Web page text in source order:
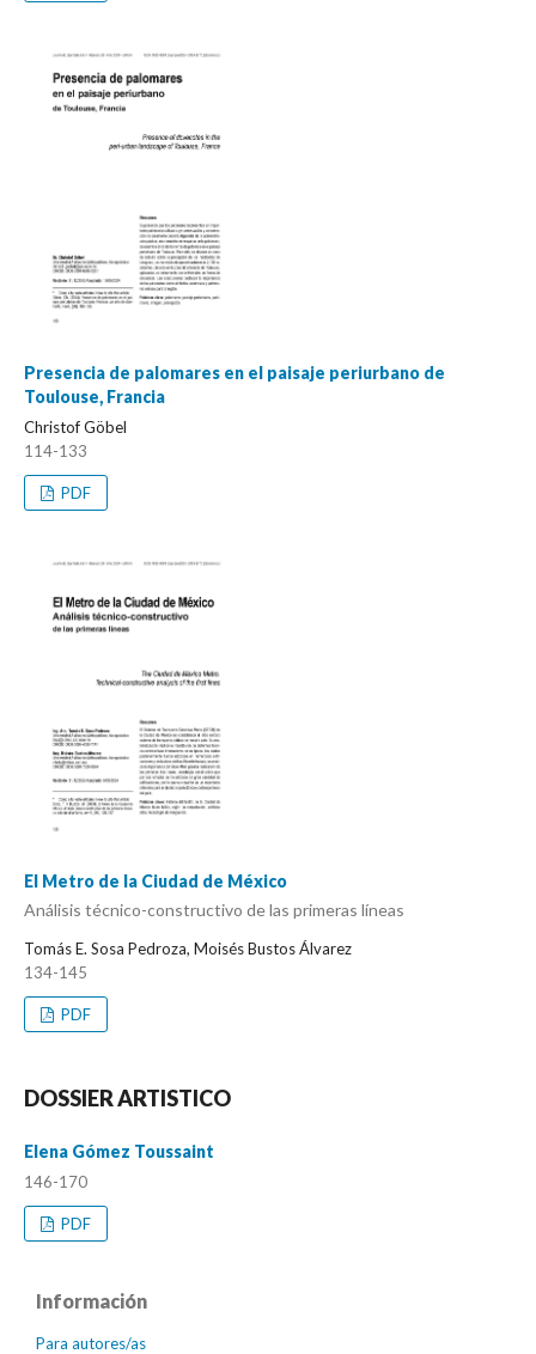
Presencia de palomares en el paisaje periurbano de
Toulouse, Francia
Christof Göbel
114-133
PDF
El Metro de la Ciudad de México
Análisis técnico-constructivo de las primeras líneas
Tomás E. Sosa Pedroza, Moisés Bustos Álvarez
134-145
PDF
DOSSIER ARTISTICO
Elena Gómez Toussaint
146-170
PDF
Información
Para autores/as